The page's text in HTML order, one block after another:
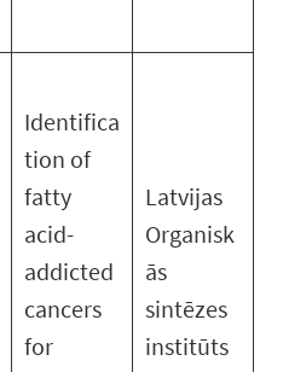
Identifica
tion of
fatty
acid-
addicted
cancers
for
Latvijas
Organisk
ās
sintēzes
institūts